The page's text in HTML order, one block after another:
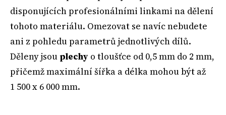
disponujících profesionálními linkami na dělení
tohoto materiálu. Omezovat se navíc nebudete
ani z pohledu parametrů jednotlivých dílů.
Děleny jsouplechy o tloušťce od 0,5 mm do 2 mm,
přičemž maximální šířka a délka mohou být až
1 500 x 6 000 mm.